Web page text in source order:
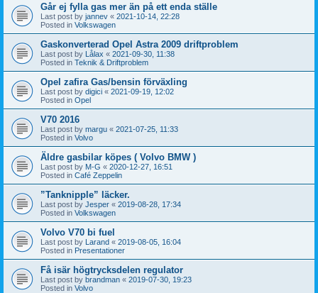
Går ej fylla gas mer än på ett enda ställe
Last post by jannev « 2021-10-14, 22:28
Posted in Volkswagen
Gaskonverterad Opel Astra 2009 driftproblem
Last post by Lålax « 2021-09-30, 11:38
Posted in Teknik & Driftproblem
Opel zafira Gas/bensin förväxling
Last post by digici « 2021-09-19, 12:02
Posted in Opel
V70 2016
Last post by margu « 2021-07-25, 11:33
Posted in Volvo
Äldre gasbilar köpes ( Volvo BMW )
Last post by M-G « 2020-12-27, 16:51
Posted in Café Zeppelin
”Tanknipple” läcker.
Last post by Jesper « 2019-08-28, 17:34
Posted in Volkswagen
Volvo V70 bi fuel
Last post by Larand « 2019-08-05, 16:04
Posted in Presentationer
Få isär högtrycksdelen regulator
Last post by brandman « 2019-07-30, 19:23
Posted in Volvo